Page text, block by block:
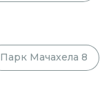
Парк Мачахела 8